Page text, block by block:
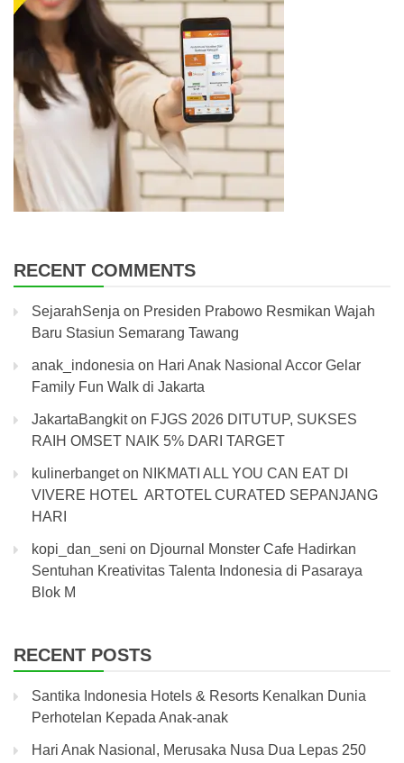
RECENT COMMENTS
SejarahSenja on Presiden Prabowo Resmikan Wajah
Baru Stasiun Semarang Tawang
anak_indonesia on Hari Anak Nasional Accor Gelar
Family Fun Walk di Jakarta
JakartaBangkiton FJGS 2026 DITUTUP, SUKSES
RAIH OMSET NAIK 5% DARI TARGET
kulinerbangeton NIKMATI ALL YOU CAN EAT DI
VIVERE HOTEL ARTOTEL CURATED SEPANJANG
HARI
kopi_dan_seni on Djournal Monster Cafe Hadirkan
Sentuhan Kreativitas Talenta Indonesia di Pasaraya
Blok M
RECENT POSTS
Santika Indonesia Hotels & Resorts Kenalkan Dunia
Perhotelan Kepada Anak-anak
Hari Anak Nasional, Merusaka Nusa Dua Lepas 250